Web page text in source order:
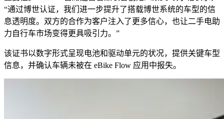
“通过博世认证，我们进一步提升了搭载博世系统的车型的信
息透明度。双方的合作为客户注入了更多信心，也让二手电助
力自行车市场变得更具吸引力。”
该证书以数字形式呈现电池和驱动单元的状况，提供关键车型
信息，并确认车辆未被在 eBike Flow 应用中报失。